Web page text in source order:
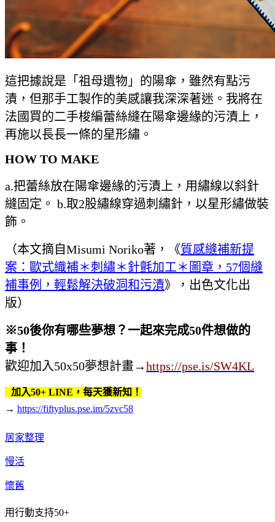
這把據說是「祖母遺物」的陽傘，雖然有點污
漬，但那手工製作的美感讓我深深著迷。我將在
法國買的二手梭編蕾絲縫在陽傘邊緣的污漬上，
再施以長長一條的星形繡。
HOW TO MAKE
a.把蕾絲放在陽傘邊緣的污漬上，用繡線以斜針
縫固定。 b.取2股繡線穿過刺繡針，以星形繡做裝
飾。
（本文摘自Misumi Noriko著，《質感縫補新提
案：歐式織補＊刺繡＊針氈加工＊圖章，57個縫
補事例，輕鬆解決破洞和污漬》，出色文化出
版）
※50後你有哪些夢想？一起來完成50件想做的
事！
歡迎加入50x50夢想計畫 →https://pse.is/SW4KL
加入50+ LINE，每天獲新知！
→ https://fiftyplus.pse.im/5zvc58
居家整理
慢活
懷舊
用行動支持50+